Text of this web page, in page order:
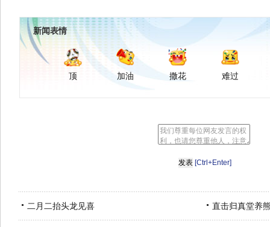
新闻表情
顶 加油 撒花 难过
[Ctrl+Enter]
二月二抬头龙见喜 直击归真堂养